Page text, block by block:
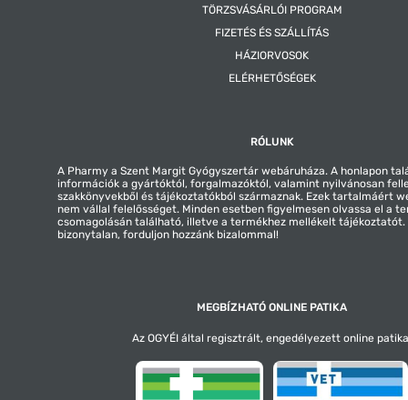
TÖRZSVÁSÁRLÓI PROGRAM
FIZETÉS ÉS SZÁLLÍTÁS
HÁZIORVOSOK
ELÉRHETŐSÉGEK
RÓLUNK
A Pharmy a Szent Margit Gyógyszertár webáruháza. A honlapon
információk a gyártóktól, forgalmazóktól, valamint nyilvánosan
szakkönyvekből és tájékoztatókból származnak. Ezek tartalmáért
nem vállal felelősséget. Minden esetben figyelmesen olvassa el a
csomagolásán található, illetve a termékhez mellékelt tájékoztatót.
bizonytalan, forduljon hozzánk bizalommal!
MEGBÍZHATÓ ONLINE PATIKA
Az OGYÉI által regisztrált, engedélyezett online